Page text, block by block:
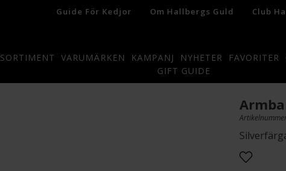
Guide För Kedjor Om Hallbergs Guld Club
SORTIMENT VARUMÄRKEN KAMPANJ NYHETER FAVORITER
GIFT GUIDE